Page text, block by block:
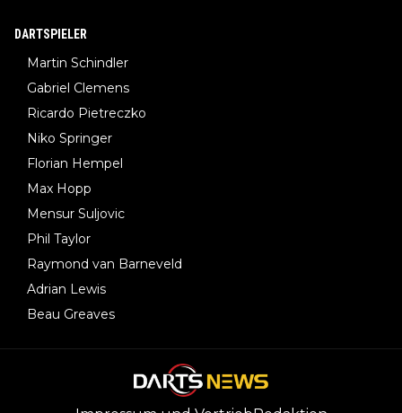
DARTSPIELER
Martin Schindler
Gabriel Clemens
Ricardo Pietreczko
Niko Springer
Florian Hempel
Max Hopp
Mensur Suljovic
Phil Taylor
Raymond van Barneveld
Adrian Lewis
Beau Greaves